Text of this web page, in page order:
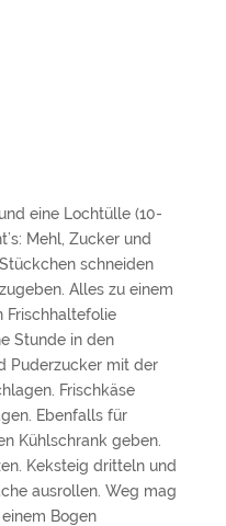
eine Lochtülle (10-
Mehl, Zucker und
schneiden
Alles zu einem
Frischhaltefolie
Stunde in den
Puderzucker mit der
Frischkäse
Ebenfalls für
Kühlschrank geben.
Keksteig dritteln und
ausrollen. Weg mag
Bogen